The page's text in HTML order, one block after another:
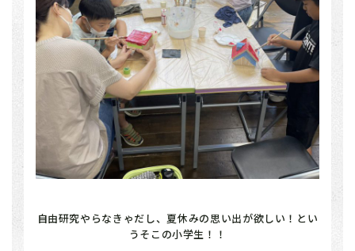
自由研究やらなきゃだし、夏休みの思い出が欲しい！とい
うそこの小学生！！